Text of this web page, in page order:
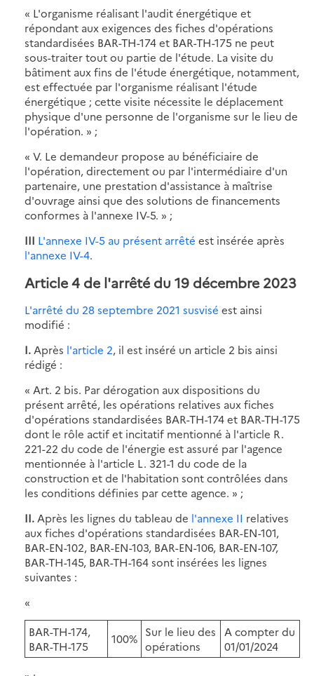
« L'organisme réalisant l'audit énergétique et
répondant aux exigences des fiches d'opérations
standardisées BAR-TH-174 et BAR-TH-175 ne peut
sous-traiter tout ou partie de l'étude. La visite du
bâtiment aux fins de l'étude énergétique, notamment,
est effectuée par l'organisme réalisant l'étude
énergétique ; cette visite nécessite le déplacement
physique d'une personne de l'organisme sur le lieu de
l'opération. » ;
« V. Le demandeur propose au bénéficiaire de
l'opération, directement ou par l'intermédiaire d'un
partenaire, une prestation d'assistance à maîtrise
d'ouvrage ainsi que des solutions de financements
conformes à l'annexe IV-5. » ;
III L'annexe IV-5 au présent arrêté est insérée après
l'annexe IV-4.
Article 4 de l'arrêté du 19 décembre 2023
L'arrêté du 28 septembre 2021 susvisé est ainsi
modifié :
I. Après l'article 2, il est inséré un article 2 bis ainsi
rédigé :
« Art. 2 bis. Par dérogation aux dispositions du
présent arrêté, les opérations relatives aux fiches
d'opérations standardisées BAR-TH-174 et BAR-TH-175
dont le rôle actif et incitatif mentionné à l'article R.
221-22 du code de l'énergie est assuré par l'agence
mentionnée à l'article L. 321-1 du code de la
construction et de l'habitation sont contrôlées dans
les conditions définies par cette agence. » ;
II. Après les lignes du tableau de l'annexe II relatives
aux fiches d'opérations standardisées BAR-EN-101,
BAR-EN-102, BAR-EN-103, BAR-EN-106, BAR-EN-107,
BAR-TH-145, BAR-TH-164 sont insérées les lignes
suivantes :
«
BAR-TH-174,
BAR-TH-175
100% Sur le lieu des
opérations
A compter du
01/01/2024